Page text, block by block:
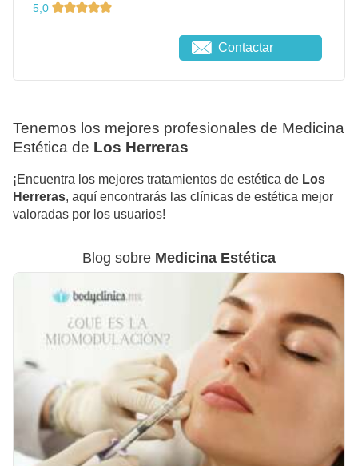
5,0
Contactar
Tenemos los mejores profesionales de Medicina
Estética de Los Herreras
¡Encuentra los mejores tratamientos de estética de Los
Herreras, aquí encontrarás las clínicas de estética mejor
valoradas por los usuarios!
Blog sobre Medicina Estética